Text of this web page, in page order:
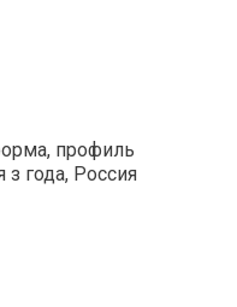
профиль
года, Россия